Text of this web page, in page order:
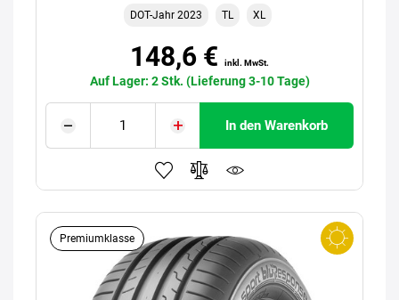
DOT-Jahr 2023 TL XL
148,6 € inkl. MwSt.
Auf Lager: 2 Stk. (Lieferung 3-10 Tage)
In den Warenkorb
Premiumklasse